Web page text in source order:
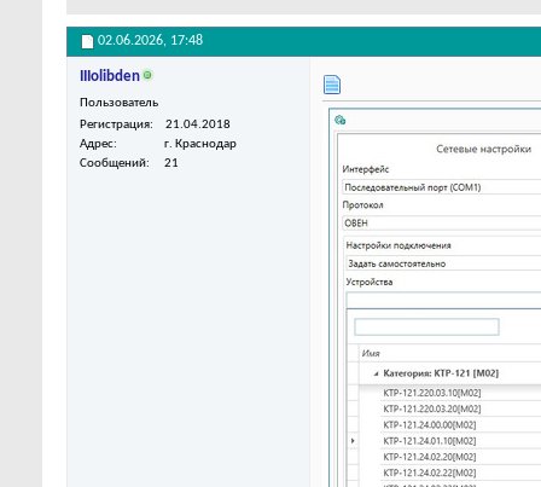
02.06.2026, 17:48
IIIolibden
Пользователь
Регистрация
21.04.2018
Адрес
г. Краснодар
Сообщений
21